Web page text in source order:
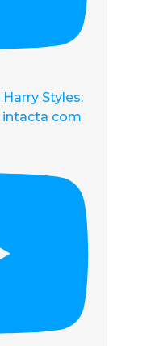
Styles:
com